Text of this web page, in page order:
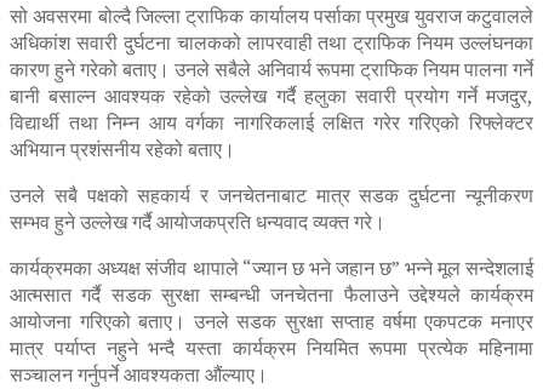
सो अवसरमा बोल्दै जिल्ला ट्राफिक कार्यालय पर्साका प्रमुख युवराज कटुवालले
अधिकांश सवारी दुर्घटना चालकको लापरवाही तथा ट्राफिक नियम उल्लंघनका
कारण हुने गरेको बताए। उनले सबैले अनिवार्य रूपमा ट्राफिक नियम पालना गर्ने
बानी बसाल्न आवश्यक रहेको उल्लेख गर्दै हलुका सवारी प्रयोग गर्ने मजदुर,
विद्यार्थी तथा निम्न आय वर्गका नागरिकलाई लक्षित गरेर गरिएको रिफ्लेक्टर
अभियान प्रशंसनीय रहेको बताए।
उनले सबै पक्षको सहकार्य र जनचेतनाबाट मात्र सडक दुर्घटना न्यूनीकरण
सम्भव हुने उल्लेख गर्दै आयोजकप्रति धन्यवाद व्यक्त गरे।
कार्यक्रमका अध्यक्ष संजीव थापाले “ज्यान छ भने जहान छ” भन्ने मूल सन्देशलाई
आत्मसात गर्दै सडक सुरक्षा सम्बन्धी जनचेतना फैलाउने उद्देश्यले कार्यक्रम
आयोजना गरिएको बताए। उनले सडक सुरक्षा सप्ताह वर्षमा एकपटक मनाएर
मात्र पर्याप्त नहुने भन्दै यस्ता कार्यक्रम नियमित रूपमा प्रत्येक महिनामा
सञ्चालन गर्नुपर्ने आवश्यकता औंल्याए।